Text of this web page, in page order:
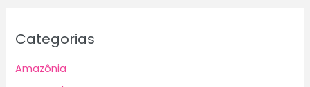
Categorias
Amazônia